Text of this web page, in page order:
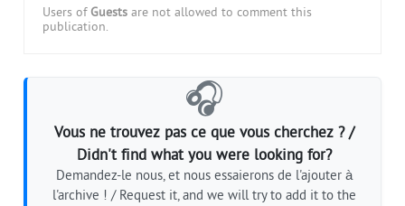
Users of Guests are not allowed to comment this
publication.
🎧
Vous ne trouvez pas ce que vous cherchez ? /
Didn't find what you were looking for?
Demandez-le nous, et nous essaierons de l'ajouter à
l'archive ! / Request it, and we will try to add it to the